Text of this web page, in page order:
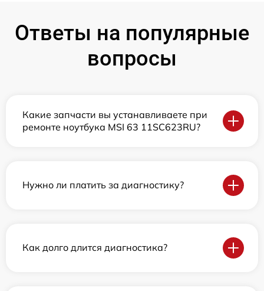
Ответы на популярные
вопросы
Какие запчасти вы устанавливаете при
ремонте ноутбука MSI 63 11SC623RU?
Нужно ли платить за диагностику?
Как долго длится диагностика?